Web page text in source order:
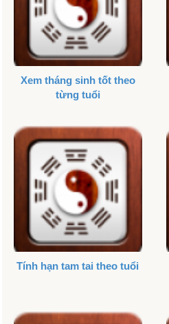
Xem tháng sinh tốt theo
từng tuổi
Tính hạn tam tai theo tuổi